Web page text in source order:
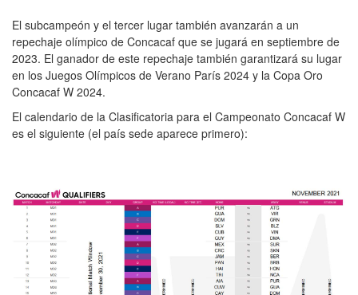
El subcampeón y el tercer lugar también avanzarán a un
repechaje olímpico de Concacaf que se jugará en septiembre de
2023. El ganador de este repechaje también garantizará su lugar
en los Juegos Olímpicos de Verano París 2024 y la Copa Oro
Concacaf W 2024.
El calendario de la Clasificatoria para el Campeonato Concacaf W
es el siguiente (el país sede aparece primero):